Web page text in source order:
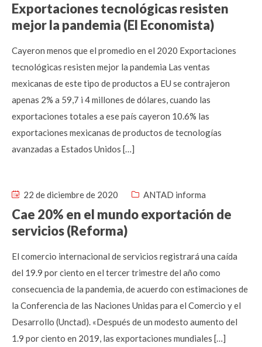
Exportaciones tecnológicas resisten
mejor la pandemia (El Economista)
Cayeron menos que el promedio en el 2020 Exportaciones
tecnológicas resisten mejor la pandemia Las ventas
mexicanas de este tipo de productos a EU se contrajeron
apenas 2% a 59,7 i 4 millones de dólares, cuando las
exportaciones totales a ese país cayeron 10.6% las
exportaciones mexicanas de productos de tecnologías
avanzadas a Estados Unidos […]
22 de diciembre de 2020 ANTAD informa
Cae 20% en el mundo exportación de
servicios (Reforma)
El comercio internacional de servicios registrará una caída
del 19.9 por ciento en el tercer trimestre del año como
consecuencia de la pandemia, de acuerdo con estimaciones de
la Conferencia de las Naciones Unidas para el Comercio y el
Desarrollo (Unctad). «Después de un modesto aumento del
1.9 por ciento en 2019, las exportaciones mundiales […]